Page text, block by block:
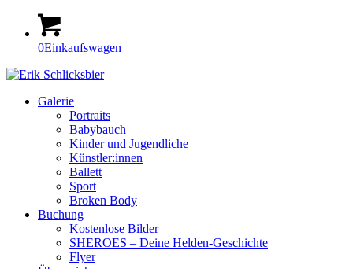
0Einkaufswagen
Galerie
Portraits
Babybauch
Kinder und Jugendliche
Künstler:innen
Ballett
Sport
Broken Body
Buchung
Kostenlose Bilder
SHEROES – Deine Helden-Geschichte
Flyer